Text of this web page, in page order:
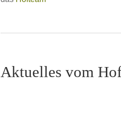
Aktuelles vom